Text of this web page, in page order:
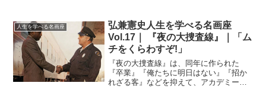
というのは何年たっても新しさを失わな
いものですが、『男と女』の...
人生を学べる名画座
弘兼憲史人生を学べる名画座
Vol.17｜ 『夜の大捜査線』｜「ム
チをくらわすぞ!」
『夜の大捜査線』は、同年に作られた
『卒業』『俺たちに明日はない』『招か
れざる客』などを抑えて、アカデミー賞